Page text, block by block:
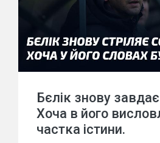
Бєлік знову
Хоча в його
частка істини.